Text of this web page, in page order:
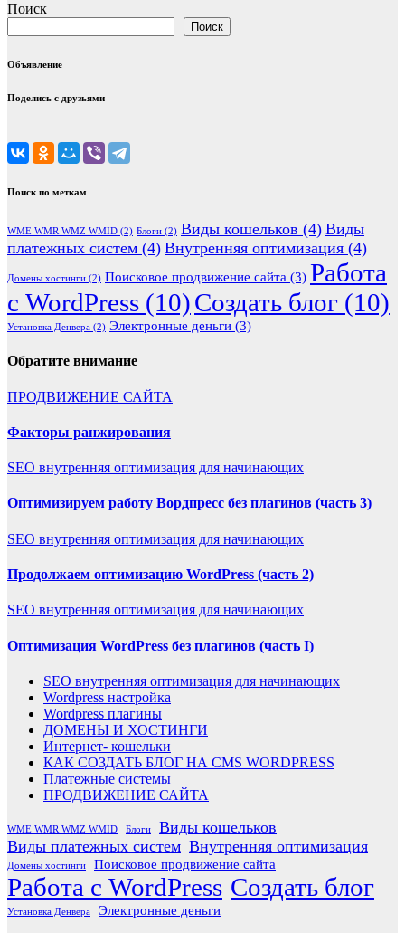
Поиск
Поиск
Объявление
Поделись с друзьями
Поиск по меткам
WME WMR WMZ WMID (2) Блоги (2) Виды кошельков (4) Виды
платежных систем (4) Внутренняя оптимизация (4)
Домены хостинги (2) Поисковое продвижение сайта (3) Работа
с WordPress (10)Создать блог (10)
Установка Денвера (2) Элeктронные деньги (3)
Обратите внимание
ПРОДВИЖЕНИЕ САЙТА
Факторы ранжирования
SEO внутренняя оптимизация для начинающих
Оптимизируем работу Вордпресс без плагинов (часть 3)
SEO внутренняя оптимизация для начинающих
Продолжаем оптимизацию WordPress (часть 2)
SEO внутренняя оптимизация для начинающих
Оптимизация WordPress без плагинов (часть I)
SEO внутренняя оптимизация для начинающих
Wordpress настройка
Wordpress плагины
ДОМЕНЫ И ХОСТИНГИ
Интернет- кошельки
КАК СОЗДАТЬ БЛОГ НА CMS WORDPRESS
Платежные системы
ПРОДВИЖЕНИЕ САЙТА
WME WMR WMZ WMID Блоги
Виды кошельков
Виды платежных систем Внутренняя оптимизация
Домены хостинги Поисковое продвижение сайта
Работа с WordPress Создать блог
Установка Денвера Элeктронные деньги